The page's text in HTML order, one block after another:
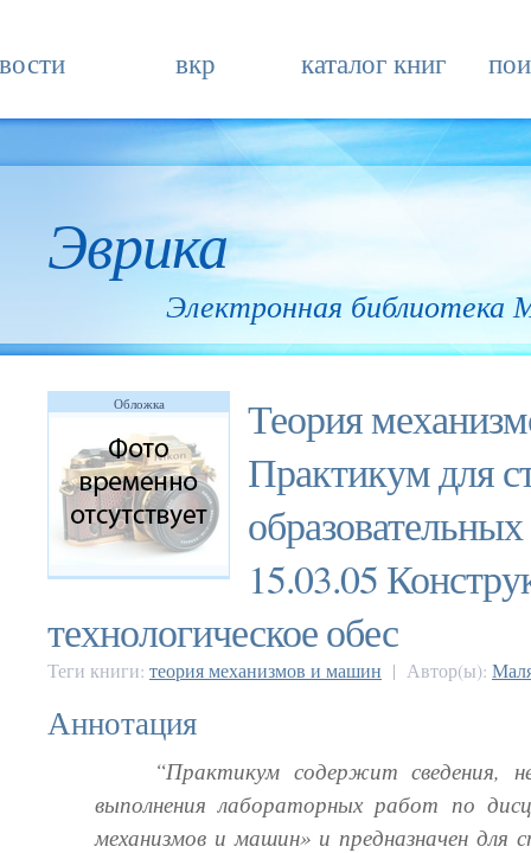
вкр каталог книг
Эврика
Электронная
Обложка
Теория
Практикум для
15.03.05
технологическое обес
Теги книги: теория механизмов и машин | Автор(ы):
Аннотация
“Практикум содержит сведения,
выполнения лабораторных работ по
механизмов и машин» и предназначен для